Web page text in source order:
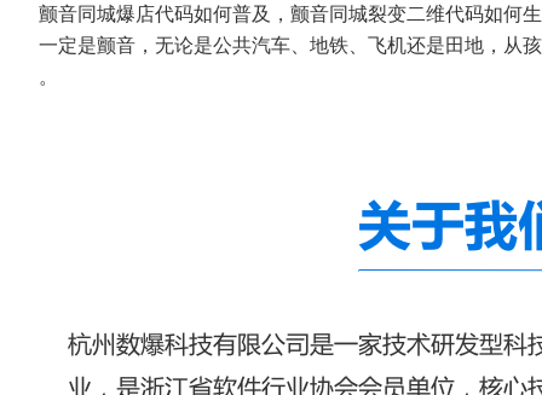
颤音同城爆店代码如何普及，颤音同城裂变二维代码如何
一定是颤音，无论是公共汽车、地铁、飞机还是田地，从
。